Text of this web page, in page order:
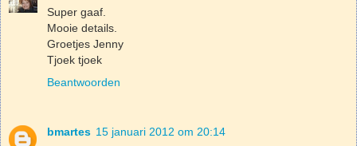
Super gaaf.
Mooie details.
Groetjes Jenny
Tjoek tjoek
Beantwoorden
bmartes 15 januari 2012 om 20:14